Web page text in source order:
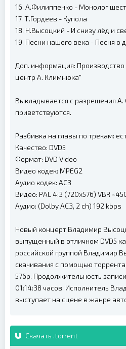
16. А.Филиппенко - Монолог
17. Т.Гордеев - Купола
18. Н.Высоцкий - И снизу лёд и
19. Песни нашего века - Песня о
Доп. информация:
центр А. Климнюка"
Выкладывается с разрешения
приветствуются.
Разбивка на главы по трекам:
Качество: DVD5
Формат: DVD Video
Видео кодек: MPEG2
Аудио кодек: AC3
Видео: PAL 4:3 (720x576) VBR
Аудио: (Dolby AC3, 2 ch) 192 kbps
Новый концерт Владимир
выпущенный в отличном DVD5
российской группой Владимир
скачивания с помощью
576p. Продолжительность
01:14:38 часов. Исполнитель
выступает на сцене в жанре
Скачать .torrent